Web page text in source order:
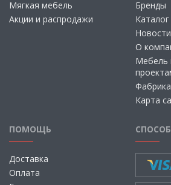
Мягкая мебель
Акции и распродажи
Бренды
О
Мебель
Карта
ПОМОЩЬ
Доставка
Оплата